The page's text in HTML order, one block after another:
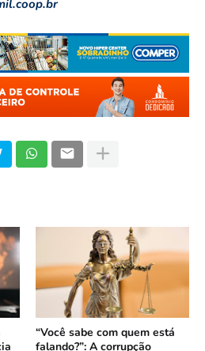
“Você sabe com quem está
falando?”: A corrupção